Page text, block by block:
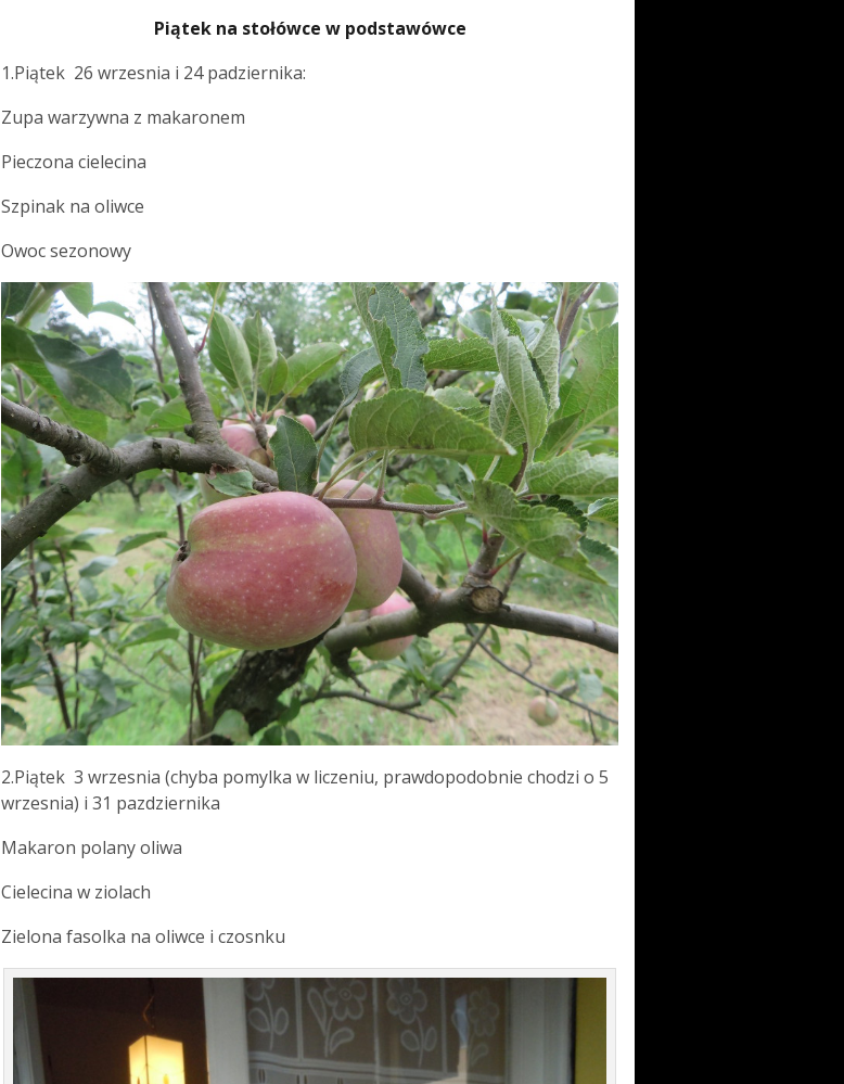
Piątek na stołówce w podstawówce
1.Piątek 26 wrzesnia i 24 padziernika:
Zupa warzywna z makaronem
Pieczona cielecina
Szpinak na oliwce
Owoc sezonowy
2.Piątek 3 wrzesnia (chyba pomylka w liczeniu, prawdopodobnie chodzi o 5
wrzesnia) i 31 pazdziernika
Makaron polany oliwa
Cielecina w ziolach
Zielona fasolka na oliwce i czosnku